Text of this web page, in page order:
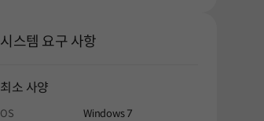
시스템 요구 사항
최소 사양
OS
Windows 7